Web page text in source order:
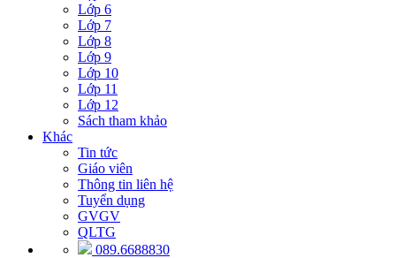
Lớp 6
Lớp 7
Lớp 8
Lớp 9
Lớp 10
Lớp 11
Lớp 12
Sách tham khảo
Khác
Tin tức
Giáo viên
Thông tin liên hệ
Tuyển dụng
GVGV
QLTG
089.6688830